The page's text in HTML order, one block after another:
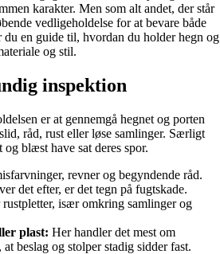
karakter. Men som alt andet, der står
vedligeholdelse for at bevare både
en guide til, hvordan du holder hegn og
og stil.
inspektion
er at gennemgå hegnet og porten
råd, rust eller løse samlinger. Særligt
blæst have sat deres spor.
revner og begyndende råd.
det efter, er det tegn på fugtskade.
især omkring samlinger og
plast: Her handler det mest om
beslag og stolper stadig sidder fast.